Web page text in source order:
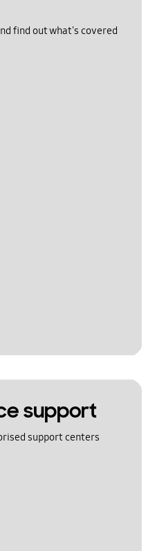
find out what's covered
support
support centers